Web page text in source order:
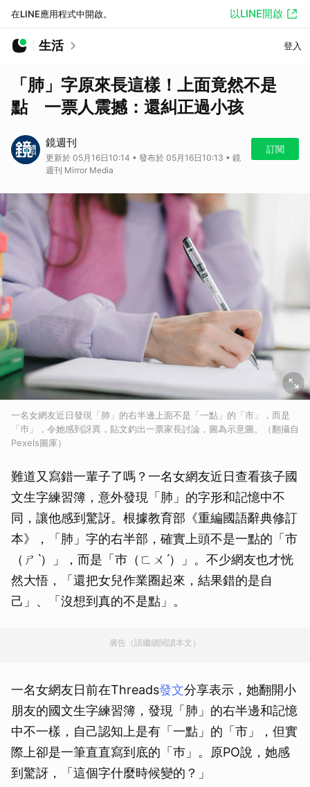
在LINE應用程式中開啟。 以LINE開啟
生活 登入
「肺」字原來長這樣！上面竟然不是
點 一票人震撼：還糾正過小孩
鏡週刊
更新於 05月16日10:14 • 發布於 05月16日10:13 • 鏡
週刊 Mirror Media
訂閱
一名女網友近日發現「肺」的右半邊上面不是「一點」的「市」，而是
「巿」，令她感到訝異，貼文釣出一票家長討論，圖為示意圖。（翻攝自
Pexels圖庫）
難道又寫錯一輩子了嗎？一名女網友近日查看孩子國
文生字練習簿，意外發現「肺」的字形和記憶中不
同，讓他感到驚訝。根據教育部《重編國語辭典修訂
本》，「肺」字的右半部，確實上頭不是一點的「市
（ㄕˋ）」，而是「巿（ㄈㄨˊ）」。不少網友也才恍
然大悟，「還把女兒作業圈起來，結果錯的是自
己」、「沒想到真的不是點」。
廣告（請繼續閱讀本文）
一名女網友日前在Threads發文分享表示，她翻開小
朋友的國文生字練習簿，發現「肺」的右半邊和記憶
中不一樣，自己認知上是有「一點」的「市」，但實
際上卻是一筆直直寫到底的「巿」。原PO說，她感
到驚訝，「這個字什麼時候變的？」